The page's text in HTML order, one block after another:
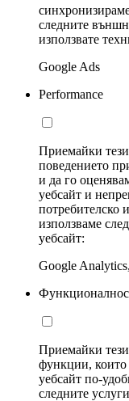
следните
използвате
Google Ads
Performance
Приемайки
поведението
и да го
уебсайт и
потребителско
използваме
уебсайт:
Google
Приемайки
функции, които
уебсайт по-
следните